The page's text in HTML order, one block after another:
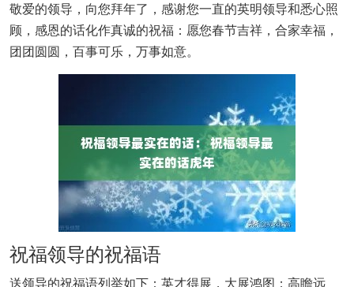
敬爱的领导，向您拜年了，感谢您一直的英明领导和悉心照
顾，感恩的话化作真诚的祝福：愿您春节吉祥，合家幸福，
团团圆圆，百事可乐，万事如意。
祝福领导的祝福语
送领导的祝福语列举如下：英才得展，大展鸿图；高瞻远